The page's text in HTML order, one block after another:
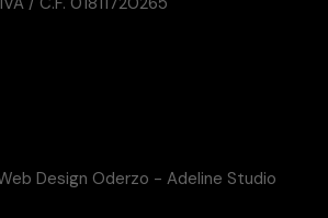
Design Oderzo - Adeline Studio